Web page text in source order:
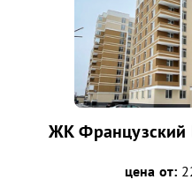
ЖК Французский
цена от: